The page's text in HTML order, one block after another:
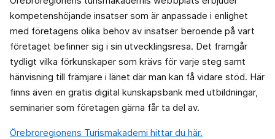
kompetenshöjande insatser som är anpassade i enlighet
med företagens olika behov av insatser beroende på vart
företaget befinner sig i sin utvecklingsresa. Det framgår
tydligt vilka förkunskaper som krävs för varje steg samt
hänvisning till främjare i länet där man kan få vidare stöd. Här
finns även en gratis digital kunskapsbank med utbildningar,
seminarier som företagen gärna får ta del av.
Örebroregionens Turismakademi hittar du här.